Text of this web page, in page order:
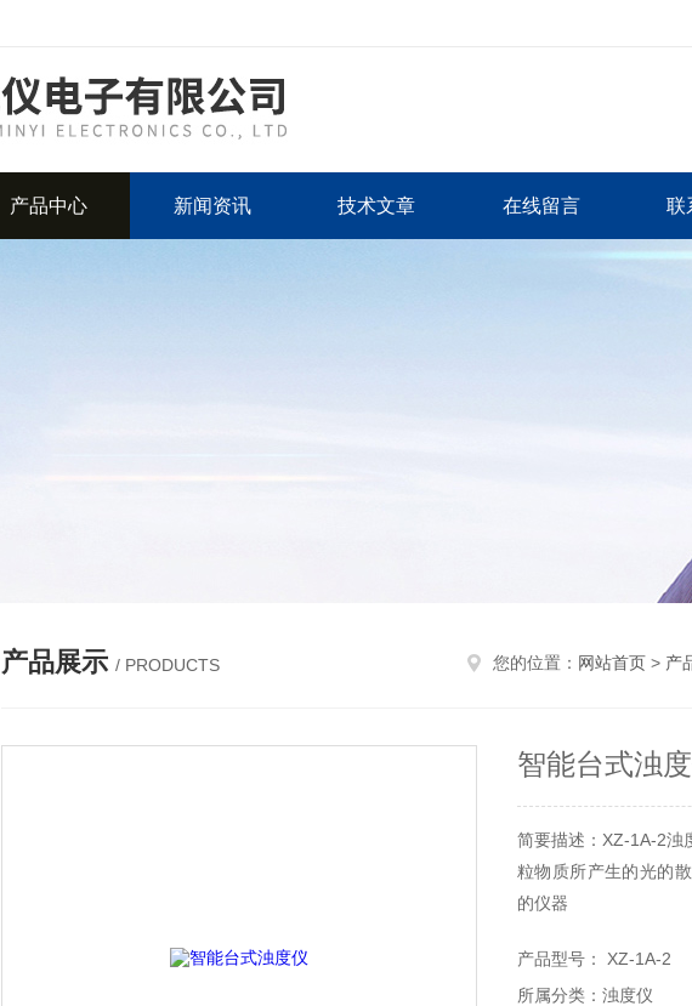
产品中心 新闻资讯 技术文章 在线留言 联
产品展示 / PRODUCTS 您的位置： 网站首页 > 产
智能台式浊
简要描述：XZ-1A-2浊
粒物质所产生的光的
的仪器
产品型号： XZ-1A-2
所属分类：浊度仪